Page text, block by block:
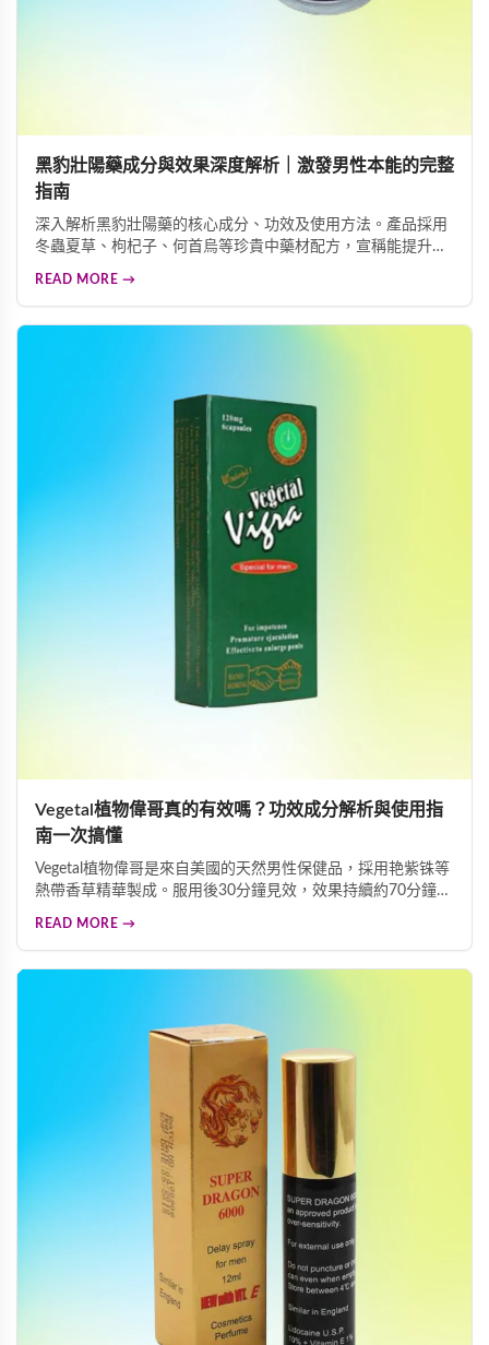
黑豹壯陽藥成分與效果深度解析｜激發男性本能的完整
指南
深入解析黑豹壯陽藥的核心成分、功效及使用方法。產品採用
冬蟲夏草、枸杞子、何首烏等珍貴中藥材配方，宣稱能提升男
READ MORE →
Vegetal植物偉哥真的有效嗎？功效成分解析與使用指
南一次搞懂
Vegetal植物偉哥是來自美國的天然男性保健品，採用艳紫铢等
熱帶香草精華製成。服用後30分鐘見效，效果持續約70分鐘且
READ MORE →